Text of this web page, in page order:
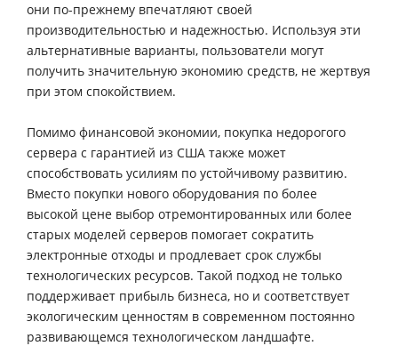
они по-прежнему впечатляют своей
производительностью и надежностью. Используя эти
альтернативные варианты, пользователи могут
получить значительную экономию средств, не жертвуя
при этом спокойствием.
Помимо финансовой экономии, покупка недорогого
сервера с гарантией из США также может
способствовать усилиям по устойчивому развитию.
Вместо покупки нового оборудования по более
высокой цене выбор отремонтированных или более
старых моделей серверов помогает сократить
электронные отходы и продлевает срок службы
технологических ресурсов. Такой подход не только
поддерживает прибыль бизнеса, но и соответствует
экологическим ценностям в современном постоянно
развивающемся технологическом ландшафте.